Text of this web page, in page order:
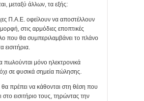
μεταξύ άλλων, τα εξής:
Π.Α.Ε. οφείλουν να αποστέλλουν
στις αρμόδιες εποπτικές
που θα συμπεριλαμβάνει το πλάνο
εισιτήρια.
πωλούνται μόνο ηλεκτρονικά
σε φυσικά σημεία πώλησης.
θα πρέπει να κάθονται στη θέση που
στο εισιτήριο τους, τηρώντας την